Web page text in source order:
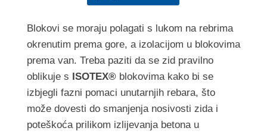
Blokovi se moraju polagati s lukom na rebrima
okrenutim prema gore, a izolacijom u blokovima
prema van. Treba paziti da se zid pravilno
oblikuje s ISOTEX®blokovima kako bi se
izbjegli fazni pomaci unutarnjih rebara, što
može dovesti do smanjenja nosivosti zida i
poteškoća prilikom izlijevanja betona u